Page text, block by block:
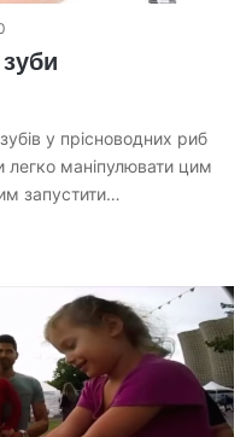
у прісноводних риб
легко маніпулювати цим
запустити…